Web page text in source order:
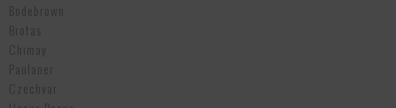
Bodebrown
Brotas
Chimay
Paulaner
Czechvar